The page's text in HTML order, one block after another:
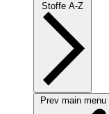
Stoffe A-Z
Prev main menu